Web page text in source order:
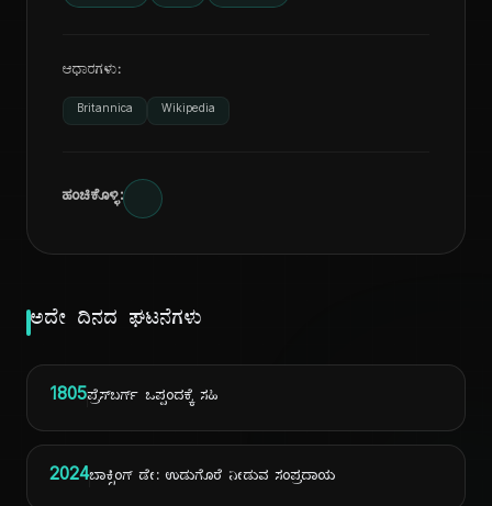
ಆಧಾರಗಳು:
Britannica Wikipedia
ಹಂಚಿಕೊಳ್ಳಿ:
ಅದೇ ದಿನದ ಘಟನೆಗಳು
1805ಪ್ರೆಸ್‌ಬರ್ಗ್ ಒಪ್ಪಂದಕ್ಕೆ ಸಹಿ
2024ಬಾಕ್ಸಿಂಗ್ ಡೇ: ಉಡುಗೊರೆ ನೀಡುವ ಸಂಪ್ರದಾಯ